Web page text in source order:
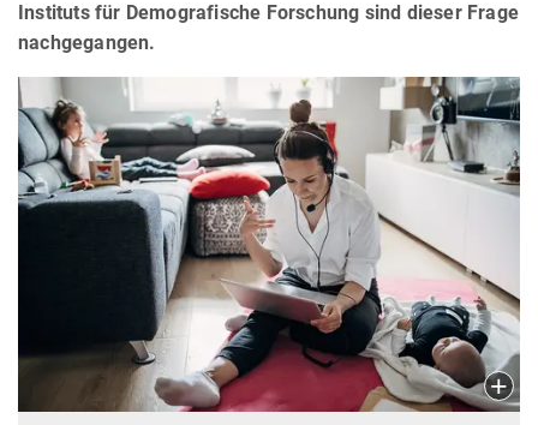
Instituts für Demografische Forschung sind dieser Frage
nachgegangen.